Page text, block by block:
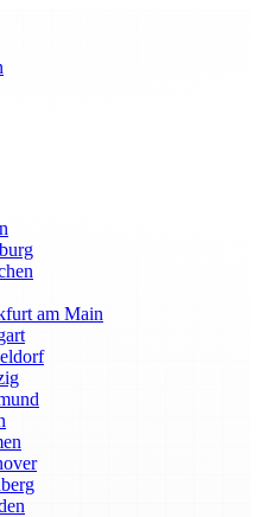
am Main